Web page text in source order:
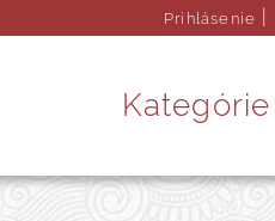
Prihlásenie
Kategórie